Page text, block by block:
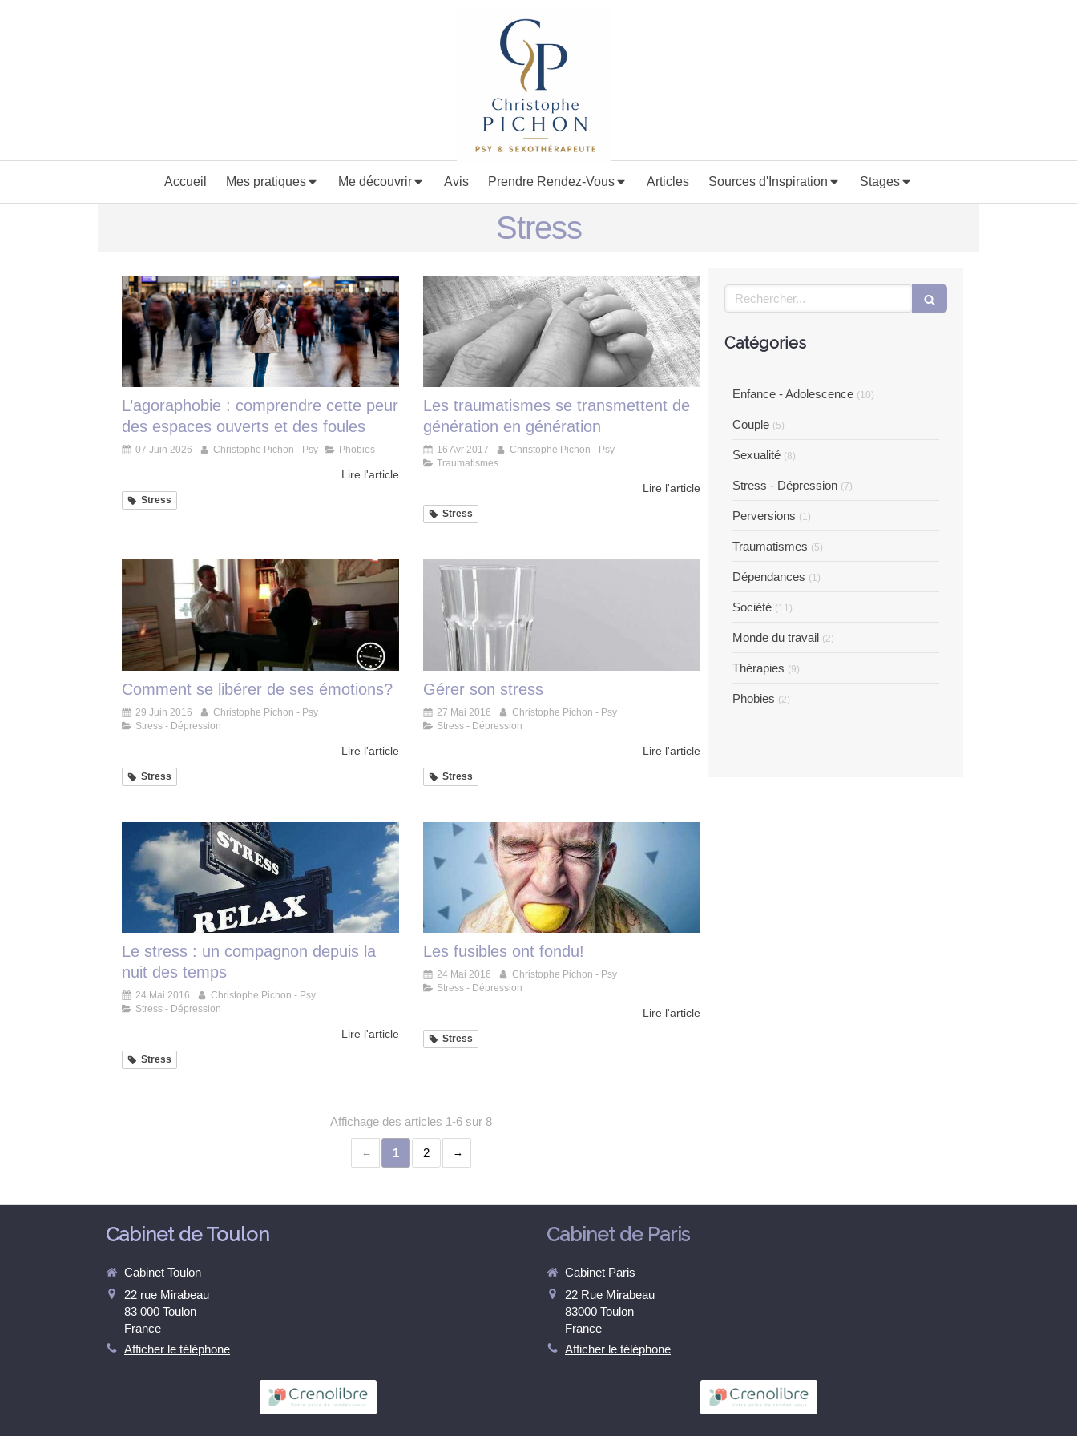
Accueil Mes pratiques Me découvrir Avis Prendre Rendez-Vous Articles Sources d'Inspiration Stages
Stress
L’agoraphobie : comprendre cette peur
des espaces ouverts et des foules
07 Juin 2026 Christophe Pichon - Psy Phobies
Lire l'article
Stress
Les traumatismes se transmettent de
génération en génération
16 Avr 2017
Christophe Pichon - Psy
Traumatismes
Lire l'article
Stress
Comment se libérer de ses émotions?
29 Juin 2016
Christophe Pichon - Psy
Stress - Dépression
Lire l'article
Stress
Gérer son stress
27 Mai 2016
Christophe Pichon - Psy
Stress - Dépression
Lire l'article
Stress
Le stress : un compagnon depuis la
nuit des temps
24 Mai 2016
Christophe Pichon - Psy
Stress - Dépression
Lire l'article
Stress
Les fusibles ont fondu!
24 Mai 2016
Christophe Pichon - Psy
Stress - Dépression
Lire l'article
Stress
Affichage des articles 1-6 sur 8
1 2
Rechercher
Catégories
Enfance - Adolescence (10)
Couple (5)
Sexualité (8)
Stress - Dépression (7)
Perversions (1)
Traumatismes (5)
Dépendances (1)
Société (11)
Monde du travail (2)
Thérapies (9)
Phobies (2)
Cabinet de Toulon
Cabinet Toulon
22 rue Mirabeau
83 000 Toulon
France
Afficher le téléphone
Cabinet de Paris
Cabinet Paris
22 Rue Mirabeau
83000 Toulon
France
Afficher le téléphone